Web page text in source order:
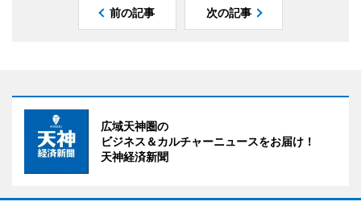
前の記事 次の記事
広域天神圏の
ビジネス＆カルチャーニュースをお届け！
天神経済新聞